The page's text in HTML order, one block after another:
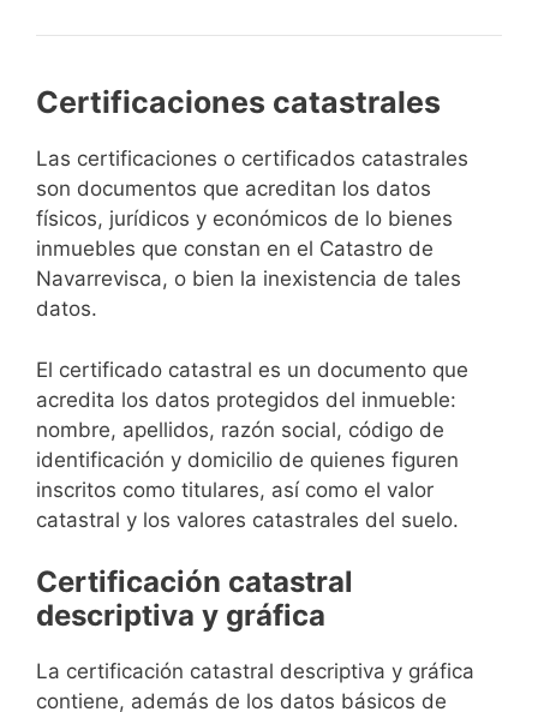
Certificaciones catastrales
Las certificaciones o certificados catastrales
son documentos que acreditan los datos
físicos, jurídicos y económicos de lo bienes
inmuebles que constan en el Catastro de
Navarrevisca, o bien la inexistencia de tales
datos.
El certificado catastral es un documento que
acredita los datos protegidos del inmueble:
nombre, apellidos, razón social, código de
identificación y domicilio de quienes figuren
inscritos como titulares, así como el valor
catastral y los valores catastrales del suelo.
Certificación catastral
descriptiva y gráfica
La certificación catastral descriptiva y gráfica
contiene, además de los datos básicos de